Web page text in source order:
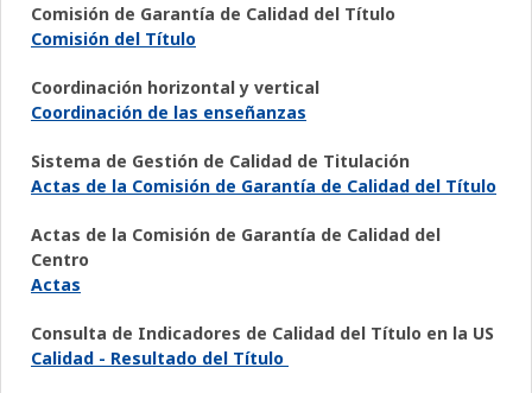
Comisión de Garantía de Calidad del Título
Comisión del Título
Coordinación horizontal y vertical
Coordinación de las enseñanzas
Sistema de Gestión de Calidad de Titulación
Actas de la Comisión de Garantía de Calidad del Título
Actas de la Comisión de Garantía de Calidad del
Centro
Actas
Consulta de Indicadores de Calidad del Título en la US
Calidad - Resultado del Título